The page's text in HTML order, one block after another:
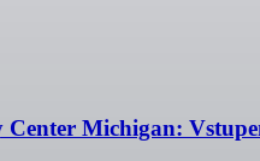
Michigan: